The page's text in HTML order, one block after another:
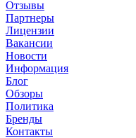
Отзывы
Партнеры
Лицензии
Вакансии
Новости
Информация
Блог
Обзоры
Политика
Бренды
Контакты